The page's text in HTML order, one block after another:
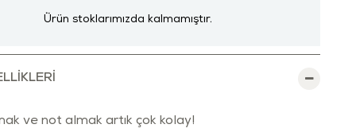
Ürün stoklarımızda kalmamıştır.
ve not almak artık çok kolay!